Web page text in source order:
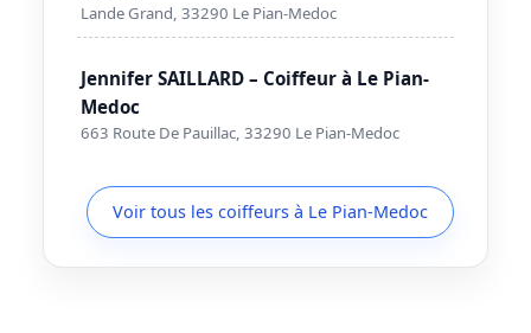
Lande Grand, 33290 Le Pian-Medoc
Jennifer SAILLARD – Coiffeur à Le Pian-
Medoc
663 Route De Pauillac, 33290 Le Pian-Medoc
Voir tous les coiffeurs à Le Pian-Medoc